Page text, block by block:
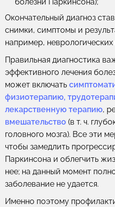
Окончательный диагноз
снимки, симптомы и
например, неврологических
Правильная диагностика
эффективного лечения
может включать
физиотерапию,
лекарственную терапию,
вмешательство (в т. ч.
головного мозга). Все эти
чтобы замедлить
Паркинсона и облегчить
нее; на данный момент
заболевание не удается.
Именно поэтому